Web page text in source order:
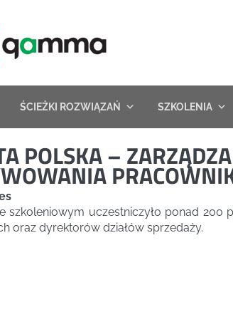
ŚCIEŻKI ROZWIĄZAŃ SZKOLENIA
POLSKA –
szkoleniowym uczestniczyło ponad 200
oraz dyrektorów działów sprzedaży.